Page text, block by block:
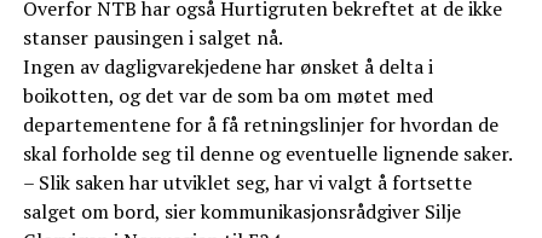
Overfor NTB har også Hurtigruten bekreftet at de ikke
stanser pausingen i salget nå.
Ingen av dagligvarekjedene har ønsket å delta i
boikotten, og det var de som ba om møtet med
departementene for å få retningslinjer for hvordan de
skal forholde seg til denne og eventuelle lignende saker.
– Slik saken har utviklet seg, har vi valgt å fortsette
salget om bord, sier kommunikasjonsrådgiver Silje